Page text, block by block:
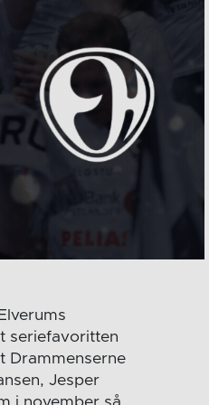
seriefavoritten
Drammenserne
Jesper